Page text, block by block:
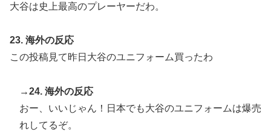
大谷は史上最高のプレーヤーだわ。
23. 海外の反応
この投稿見て昨日大谷のユニフォーム買ったわ
→24. 海外の反応
おー、いいじゃん！日本でも大谷のユニフォームは爆売
れしてるぞ。